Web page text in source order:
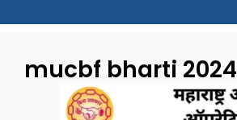
mucbf bharti 2024